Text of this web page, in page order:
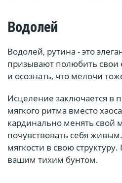
Водолей
Водолей, рутина - это
призывают полюбить
и осознать, что мелочи
Исцеление заключается в
мягкого ритма вместо
кардинально менять свой
почувствовать себя
мягкости в свою структуру.
вашим тихим бунтом.